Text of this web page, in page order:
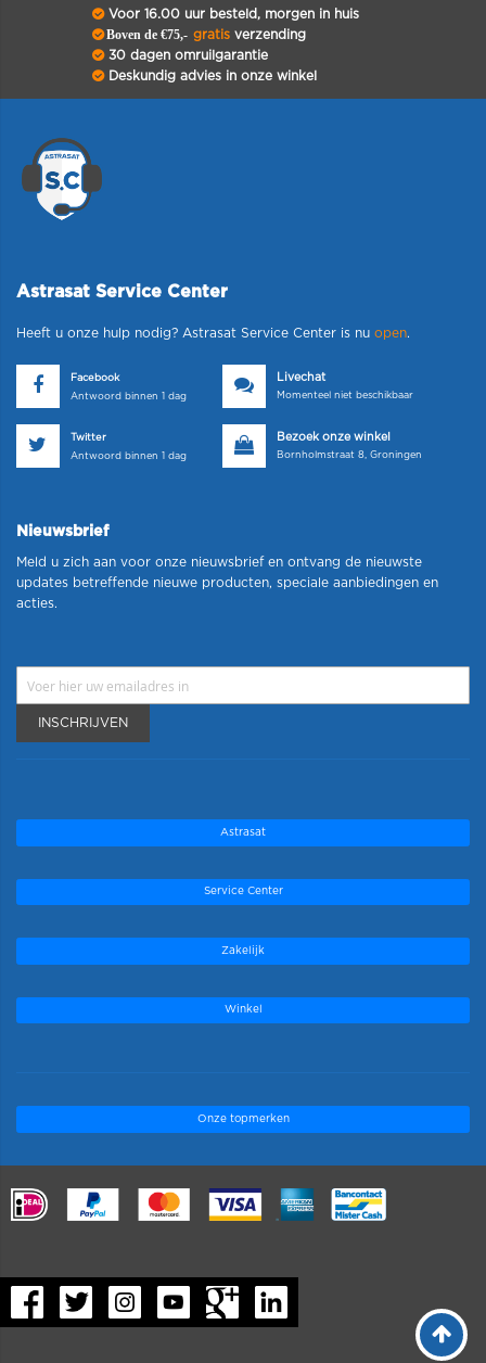
Voor 16.00 uur besteld, morgen in huis
Boven de €75,- gratisverzending
30 dagen omruilgarantie
Deskundig advies in onze winkel
Astrasat Service Center
Heeft u onze hulp nodig? Astrasat Service Center is nu open.
Facebook
Antwoord binnen 1 dag
Livechat
Momenteel niet beschikbaar
Twitter
Antwoord binnen 1 dag
Bezoek onze winkel
Bornholmstraat 8, Groningen
Nieuwsbrief
Meld u zich aan voor onze nieuwsbrief en ontvang de nieuwste
updates betreffende nieuwe producten, speciale aanbiedingen en
acties.
INSCHRIJVEN
Astrasat
Service Center
Zakelijk
Winkel
Onze topmerken
.